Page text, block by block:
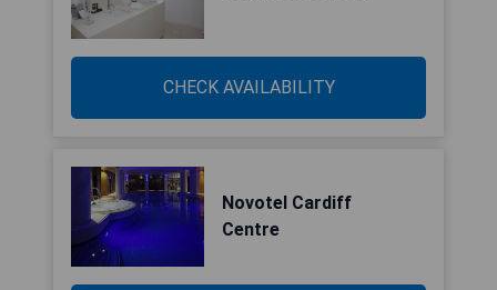
CHECK AVAILABILITY
Novotel Cardiff
Centre